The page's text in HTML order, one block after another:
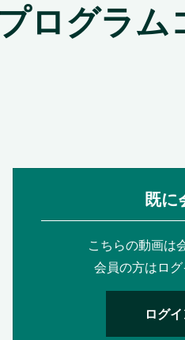
プログラ
既に
こちらの動画は
会員の方はログ
ログ